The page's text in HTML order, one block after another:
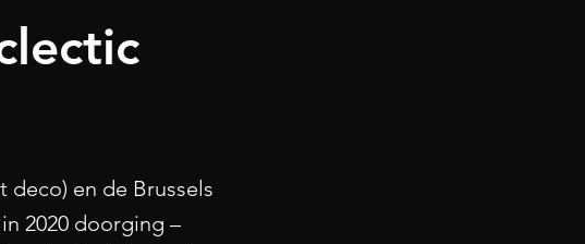
deco) en de Brussels
2020 doorging –